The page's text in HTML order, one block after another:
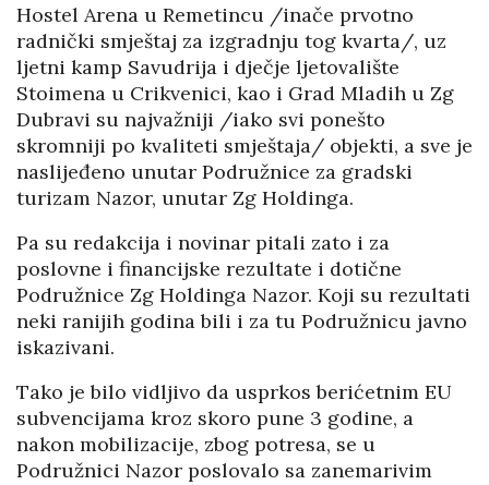
Hostel Arena u Remetincu /inače prvotno
radnički smještaj za izgradnju tog kvarta/, uz
ljetni kamp Savudrija i dječje ljetovalište
Stoimena u Crikvenici, kao i Grad Mladih u Zg
Dubravi su najvažniji /iako svi ponešto
skromniji po kvaliteti smještaja/ objekti, a sve je
naslijeđeno unutar Podružnice za gradski
turizam Nazor, unutar Zg Holdinga.
Pa su redakcija i novinar pitali zato i za
poslovne i financijske rezultate i dotične
Podružnice Zg Holdinga Nazor. Koji su rezultati
neki ranijih godina bili i za tu Podružnicu javno
iskazivani.
Tako je bilo vidljivo da usprkos berićetnim EU
subvencijama kroz skoro pune 3 godine, a
nakon mobilizacije, zbog potresa, se u
Podružnici Nazor poslovalo sa zanemarivim